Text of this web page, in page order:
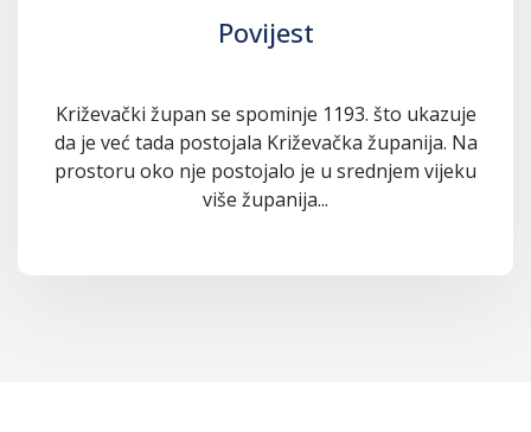
Povijest
Križevački župan se spominje 1193. što ukazuje
da je već tada postojala Križevačka županija. Na
prostoru oko nje postojalo je u srednjem vijeku
više županija...